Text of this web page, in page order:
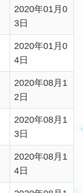
2020年01月0
3日
2020年01月0
4日
2020年08月1
2日
2020年08月1
3日
2020年08月1
4日